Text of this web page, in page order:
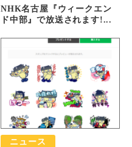
NHK名古屋『ウィークエン
ド中部』で放送されます!...
ニュース